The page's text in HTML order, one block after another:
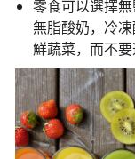
零食可以選擇
無脂酸奶，冷
鮮蔬菜，而不要